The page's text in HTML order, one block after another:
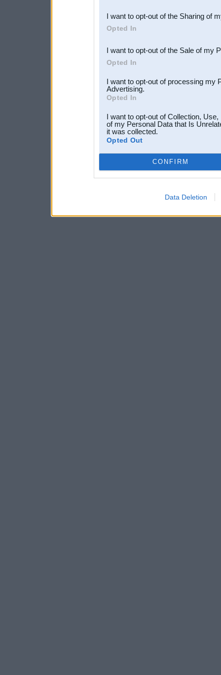
Downstream Participants
third parties.
I want to opt-out of the Sharing of
Opted In
I want to opt-out of the Sale of my
Opted In
I want to opt-out of processing my
Advertising.
Opted In
I want to opt-out of Collection,
of my Personal Data that Is
it was collected.
Opted Out
CONFIRM
Data Deletion